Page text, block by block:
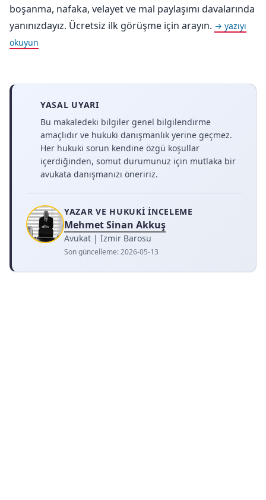
boşanma, nafaka, velayet ve mal paylaşımı davalarında
yanınızdayız. Ücretsiz ilk görüşme için arayın. → yazıyı
okuyun
YASAL UYARI
Bu makaledeki bilgiler genel bilgilendirme
amaçlıdır ve hukuki danışmanlık yerine geçmez.
Her hukuki sorun kendine özgü koşullar
içerdiğinden, somut durumunuz için mutlaka bir
avukata danışmanızı öneririz.
YAZAR VE HUKUKI İNCELEME
Mehmet Sinan Akkuş
Avukat | İzmir Barosu
Son güncelleme:2026-05-13